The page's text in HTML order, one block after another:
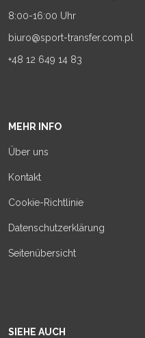
8:00-16:00 Uhr
biuro@sport-transfer.com.pl
+48 12 649 14 83
MEHR INFO
Über uns
Kontakt
Cookie-Richtlinie
Datenschutzerklärung
Seitenübersicht
SIEHE AUCH